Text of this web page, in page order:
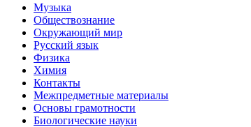
Музыка
Обществознание
Окружающий мир
Русский язык
Физика
Химия
Контакты
Межпредметные материалы
Основы грамотности
Биологические науки